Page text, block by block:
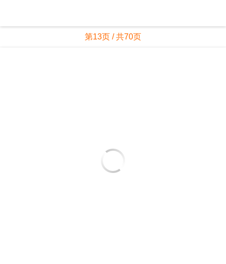
第13页 / 共70页